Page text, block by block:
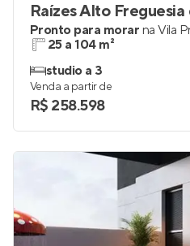
Raízes Alto Freguesia
Pronto para morar na Vila
25 a 104 m²
studio a 3
Venda a partir de
R$ 258.598